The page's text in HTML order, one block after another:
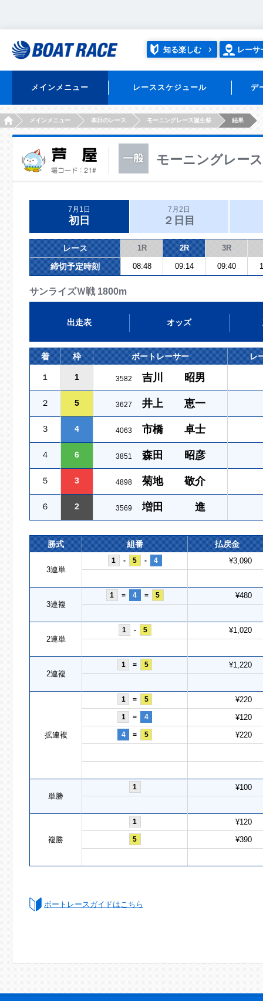
知る楽しむ レーサ
メインメニュー レーススケジュール デ
HOMEメインメニュー 本日のレース モーニングレース誕生祭 結果
モーニングレー
7月1日
初日
7月2日
２日目
レース 1R 2R 3R
締切予定時刻 08:48 09:14 09:40
サンライズＷ戦 1800m
出走表 オッズ
着 枠 ボートレーサー レ
１ 1 3582 吉川 昭男
２ 5 3627 井上 恵一
３ 4 4063 市橋 卓士
４ 6 3851 森田 昭彦
５ 3 4898 菊地 敬介
６ 2 3569 増田 進
勝式 組番 払戻金
3連単
1 - 5 - 4 ¥3,090
3連複
1 = 4 = 5 ¥480
2連単
1 - 5 ¥1,020
2連複
1 = 5 ¥1,220
拡連複
1 = 5 ¥220
1 = 4 ¥120
4 = 5 ¥220
単勝
1 ¥100
複勝
1 ¥120
5 ¥390
ボートレースガイドはこちら